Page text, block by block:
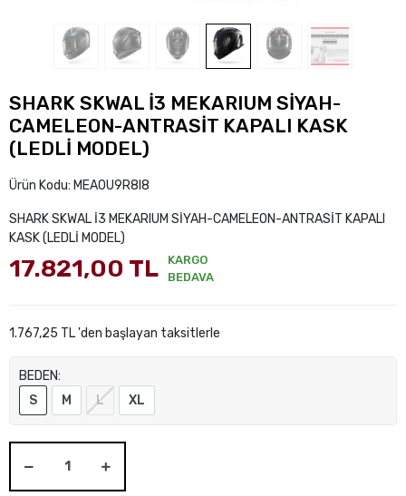
SHARK SKWAL İ3 MEKARIUM SİYAH-
CAMELEON-ANTRASİT KAPALI KASK
(LEDLİ MODEL)
Ürün Kodu: MEA0U9R8I8
SHARK SKWAL İ3 MEKARIUM SİYAH-CAMELEON-ANTRASİT KAPALI
KASK (LEDLİ MODEL)
17.821,00 TL
KARGO
BEDAVA
1.767,25 TL 'den başlayan taksitlerle
BEDEN:
S
M L XL